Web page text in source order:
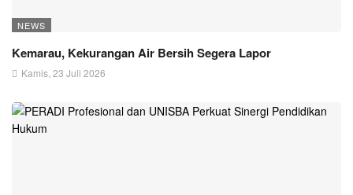
NEWS
Kemarau, Kekurangan Air Bersih Segera Lapor
Kamis, 23 Juli 2026